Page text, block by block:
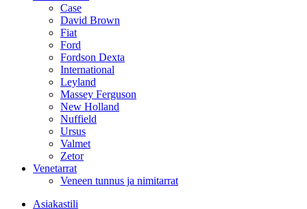
Case
David Brown
Fiat
Ford
Fordson Dexta
International
Leyland
Massey Ferguson
New Holland
Nuffield
Ursus
Valmet
Zetor
Venetarrat
Veneen tunnus ja nimitarrat
Asiakastili